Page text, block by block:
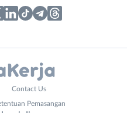
Contact Us
Pemasangan